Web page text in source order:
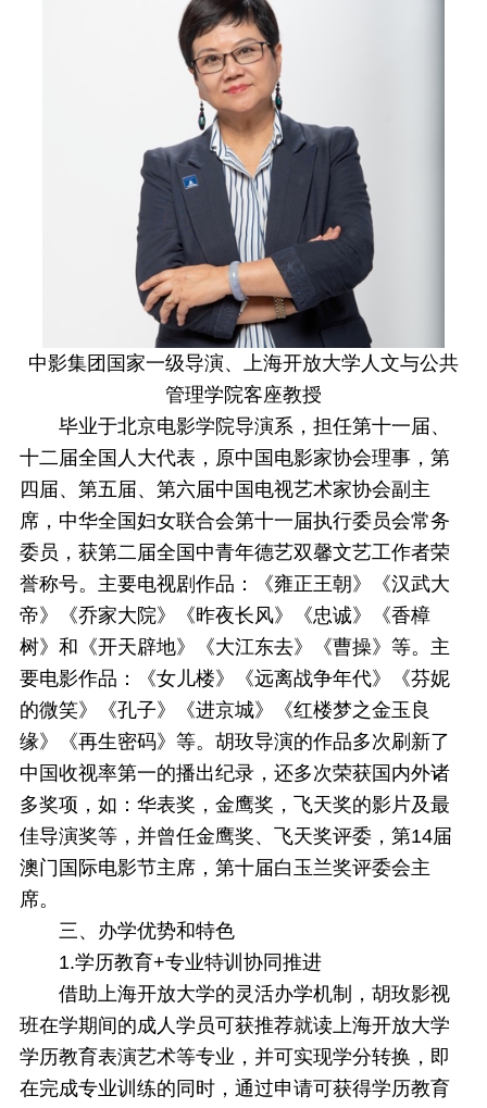
中影集团国家一级导演、上海开放大学人文与公共
管理学院客座教授
毕业于北京电影学院导演系，担任第十一届、
十二届全国人大代表，原中国电影家协会理事，第
四届、第五届、第六届中国电视艺术家协会副主
席，中华全国妇女联合会第十一届执行委员会常务
委员，获第二届全国中青年德艺双馨文艺工作者荣
誉称号。主要电视剧作品：《雍正王朝》《汉武大
帝》《乔家大院》《昨夜长风》《忠诚》《香樟
树》和《开天辟地》《大江东去》《曹操》等。主
要电影作品：《女儿楼》《远离战争年代》《芬妮
的微笑》《孔子》《进京城》《红楼梦之金玉良
缘》《再生密码》等。胡玫导演的作品多次刷新了
中国收视率第一的播出纪录，还多次荣获国内外诸
多奖项，如：华表奖，金鹰奖，飞天奖的影片及最
佳导演奖等，并曾任金鹰奖、飞天奖评委，第14届
澳门国际电影节主席，第十届白玉兰奖评委会主
席。
三、 办学优势和特色
1.学历教育+专业特训协同推进
借助上海开放大学的灵活办学机制，胡玫影视
班在学期间的成人学员可获推荐就读上海开放大学
学历教育表演艺术等专业，并可实现学分转换，即
在完成专业训练的同时，通过申请可获得学历教育